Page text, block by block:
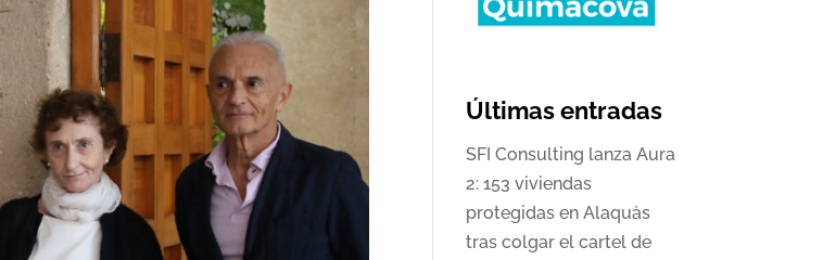
Últimas entradas
SFI Consulting lanza Aura
2: 153 viviendas
protegidas en Alaquàs
tras colgar el cartel de